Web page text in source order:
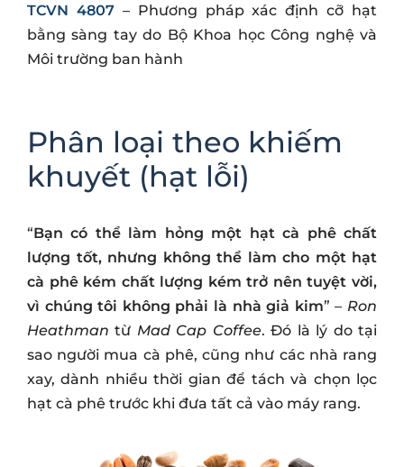
TCVN 4807– Phương pháp xác định cỡ hạt
bằng sàng tay do Bộ Khoa học Công nghệ và
Môi trường ban hành
Phân loại theo khiếm
khuyết (hạt lỗi)
“Bạn có thể làm hỏng một hạt cà phê chất
lượng tốt, nhưng không thể làm cho một hạt
cà phê kém chất lượng kém trở nên tuyệt vời,
vì chúng tôi không phải là nhà giả kim” – Ron
Heathman từ Mad Cap Coffee. Đó là lý do tại
sao người mua cà phê, cũng như các nhà rang
xay, dành nhiều thời gian để tách và chọn lọc
hạt cà phê trước khi đưa tất cả vào máy rang.